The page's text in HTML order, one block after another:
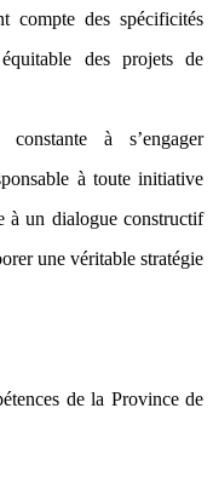
compte des spécificités
des projets de
à s’engager
à toute initiative
à un dialogue constructif
une véritable stratégie
de la Province de